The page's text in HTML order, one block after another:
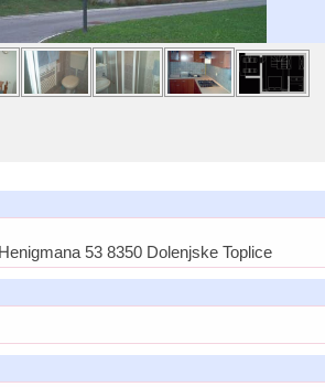
53 8350 Dolenjske Toplice